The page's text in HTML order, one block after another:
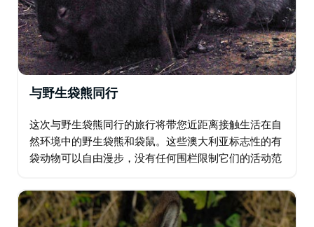
与野生袋熊同行
这次与野生袋熊同行的旅行将带您近距离接触生活在自
然环境中的野生袋熊和袋鼠。这些澳大利亚标志性的有
袋动物可以自由漫步，没有任何围栏限制它们的活动范
熊）为重点，但您也有机会看到其他澳大利亚本土动
物…